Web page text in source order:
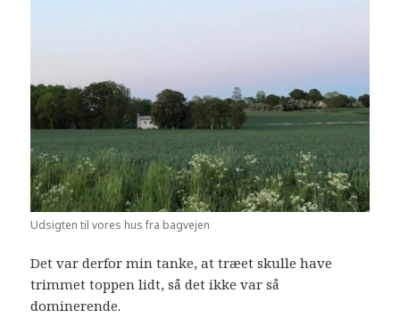
Udsigten til vores hus fra bagvejen
Det var derfor min tanke, at træet skulle have
trimmet toppen lidt, så det ikke var så
dominerende.